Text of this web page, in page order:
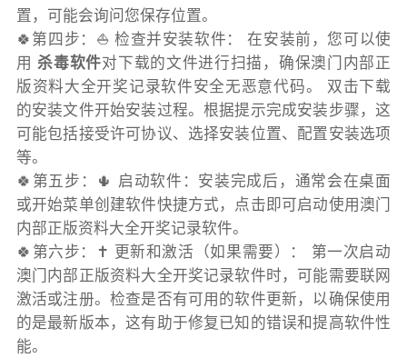
置，可能会询问您保存位置。
🍀第四步：⛵️ 检查并安装软件： 在安装前，您可以使
用杀毒软件对下载的文件进行扫描，确保澳门内部正
版资料大全开奖记录软件安全无恶意代码。 双击下载
的安装文件开始安装过程。根据提示完成安装步骤，这
可能包括接受许可协议、选择安装位置、配置安装选项
等。
🍀第五步：🌵 启动软件：安装完成后，通常会在桌面
或开始菜单创建软件快捷方式，点击即可启动使用澳门
内部正版资料大全开奖记录软件。
🍀第六步：✝️ 更新和激活（如果需要）： 第一次启动
澳门内部正版资料大全开奖记录软件时，可能需要联网
激活或注册。检查是否有可用的软件更新，以确保使用
的是最新版本，这有助于修复已知的错误和提高软件性
能。